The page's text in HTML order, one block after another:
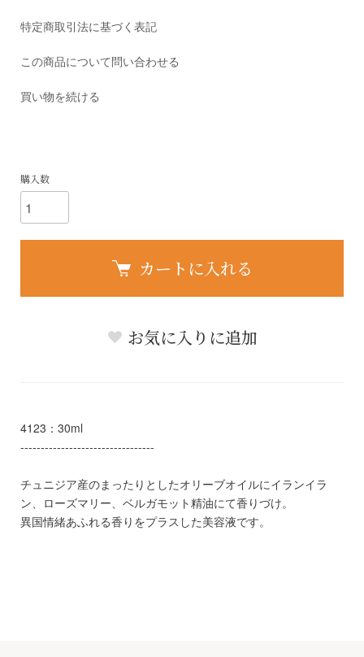
特定商取引法に基づく表記
この商品について問い合わせる
買い物を続ける
購入数
カートに入れる
お気に入りに追加
4123：30ml
---------------------------------
チュニジア産のまったりとしたオリーブオイルにイランイラ
ン、ローズマリー、ベルガモット精油にて香りづけ。
異国情緒あふれる香りをプラスした美容液です。